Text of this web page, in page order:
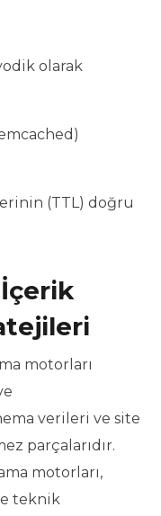
olarak
(TTL) doğru
motorları
verileri ve site
parçalarıdır.
motorları,
teknik